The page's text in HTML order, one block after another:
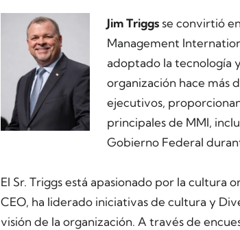
Jim Triggs se convirtió
Management
adoptado la tecnología
organización hace más
ejecutivos,
principales de MMI,
Gobierno Federal
El Sr. Triggs está apasionado por la cultura
CEO, ha liderado iniciativas de cultura y
visión de la organización. A través de